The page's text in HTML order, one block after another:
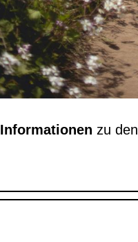
Informationen zu den